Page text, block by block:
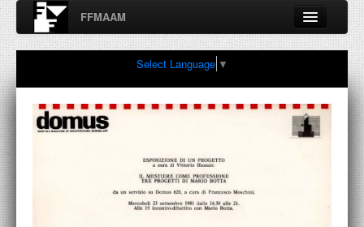
FFMAAM
Fondo Francesco Moschini
A.A.M. Architettura Arte Moderna
Percorsi, nodi, sconfinamenti e contaminazioni tra Arte,
FRANCESCO MOSCHINI
Select Language ▼